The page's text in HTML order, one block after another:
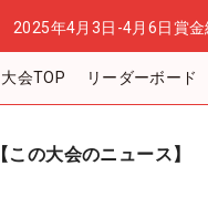
2025年4月3日-4月6日賞
大会TOP リーダーボード
【この大会のニュース】